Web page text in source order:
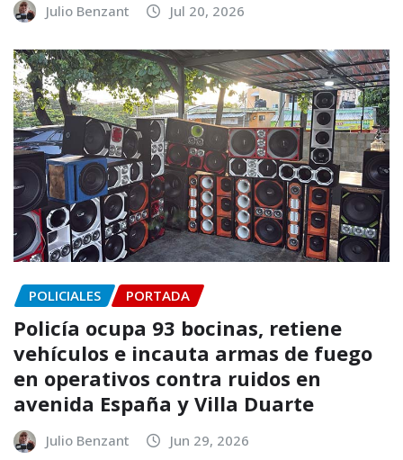
Julio Benzant Jul 20, 2026
POLICIALES PORTADA
Policía ocupa 93 bocinas, retiene
vehículos e incauta armas de fuego
en operativos contra ruidos en
avenida España y Villa Duarte
Julio Benzant Jun 29, 2026